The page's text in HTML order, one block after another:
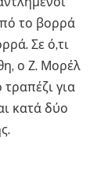
το βορρά
Σε ό,τι
ο Ζ. Μορέλ
για
κατά δύο